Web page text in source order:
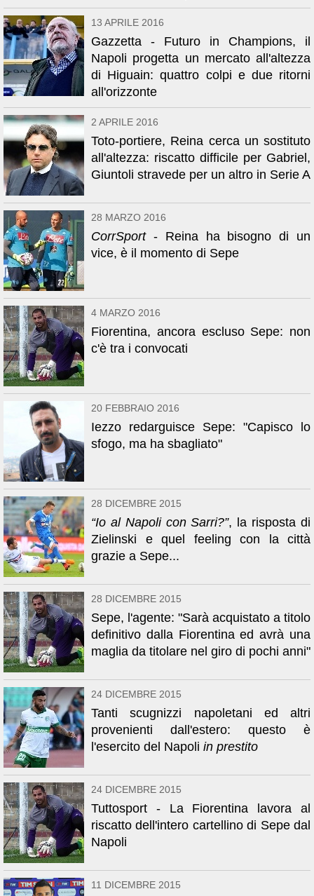
13 APRILE 2016
Gazzetta - Futuro in Champions, il
Napoli progetta un mercato all'altezza
di Higuain: quattro colpi e due ritorni
all'orizzonte
2 APRILE 2016
Toto-portiere, Reina cerca un sostituto
all'altezza: riscatto difficile per Gabriel,
Giuntoli stravede per un altro in Serie A
28 MARZO 2016
CorrSport- Reina ha bisogno di un
vice, è il momento di Sepe
4 MARZO 2016
Fiorentina, ancora escluso Sepe: non
c'è tra i convocati
20 FEBBRAIO 2016
Iezzo redarguisce Sepe: "Capisco lo
sfogo, ma ha sbagliato"
28 DICEMBRE 2015
“Io al Napoli con Sarri?”, la risposta di
Zielinski e quel feeling con la città
grazie a Sepe...
28 DICEMBRE 2015
Sepe, l'agente: "Sarà acquistato a titolo
definitivo dalla Fiorentina ed avrà una
maglia da titolare nel giro di pochi anni"
24 DICEMBRE 2015
Tanti scugnizzi napoletani ed altri
provenienti dall'estero: questo è
l'esercito del Napoli in prestito
24 DICEMBRE 2015
Tuttosport - La Fiorentina lavora al
riscatto dell'intero cartellino di Sepe dal
Napoli
11 DICEMBRE 2015